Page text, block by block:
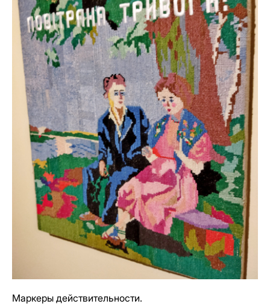
Маркеры действительности.